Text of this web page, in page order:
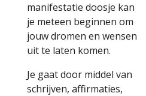
manifestatie doosje kan
je meteen beginnen om
jouw dromen en wensen
uit te laten komen.
Je gaat door middel van
schrijven, affirmaties,